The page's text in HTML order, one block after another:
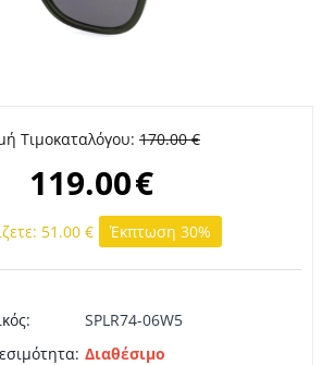
Τιμοκαταλόγου: 170.00 €
119.00€
51.00€ Έκπτωση 30%
SPLR74-06W5
Διαθέσιμο